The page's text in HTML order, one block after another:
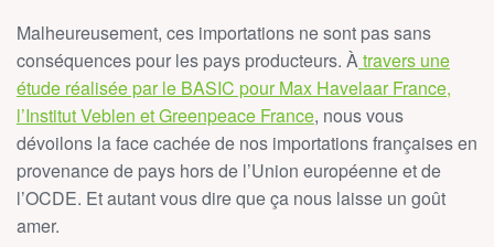
Malheureusement, ces importations ne sont pas sans
conséquences pour les pays producteurs. Àtravers une
étude réalisée par le BASIC pour Max Havelaar France,
l’Institut Veblen et Greenpeace France, nous vous
dévoilons la face cachée de nos importations françaises en
provenance de pays hors de l’Union européenne et de
l’OCDE. Et autant vous dire que ça nous laisse un goût
amer.